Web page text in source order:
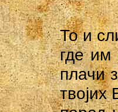
То и
где им
плачи